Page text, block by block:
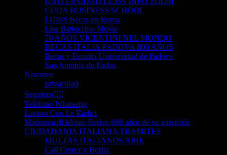
CUOA BUSINESS SCHOOL
LUISS Becas en Roma
Lisa Battocchio Movie
70 AÑOS VICENTINI NEL MONDO
BECAS ITALIA PADOVA 800 AÑOS
Becas y Estudio Universidad de Padova
San Antonio de Padua
Nosotros
privacidad
Seguinos👈🏻
Teléfono Whatsapp
Lavoro Con Le Radici
Madonna di Monte Berico 600 años de su aparición
CIUDADANIA ITALIANA TRAMITES
MULTAS ITALIANOS AIRE
Call Center y BotIta